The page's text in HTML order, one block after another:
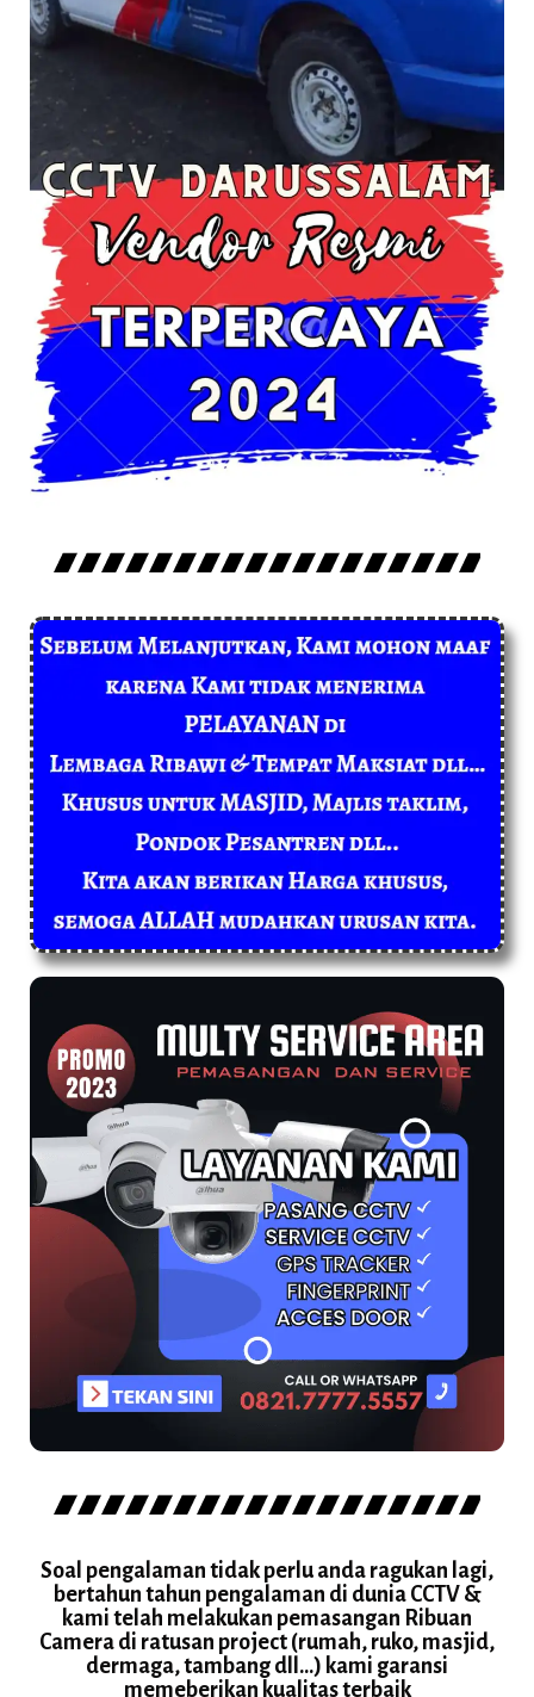
Soal pengalaman tidak perlu anda ragukan lagi,
bertahun tahun pengalaman di dunia CCTV &
kami telah melakukan pemasangan Ribuan
Camera di ratusan project (rumah, ruko, masjid,
dermaga, tambang dll...) kami garansi
memeberikan kualitas terbaik